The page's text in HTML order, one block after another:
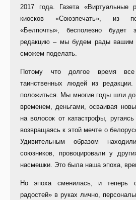
2017 года. Газета «Виртуальные
киосков «Союзпечать», из
«Белпочты», бесполезно будет
редакцию – мы будем рады вашим
сможем поделать.
Потому что долгое время
таинственных людей из
положиться. Мы многие годы шли до
временем, деньгами, осваивая
на волосок от катастрофы,
возвращаясь к этой мечте о
Удивительным образом
союзников, провоцировали у
насмешки. Это была наша эпоха,
Но эпоха сменилась, и теперь
радостей» в руках лично,